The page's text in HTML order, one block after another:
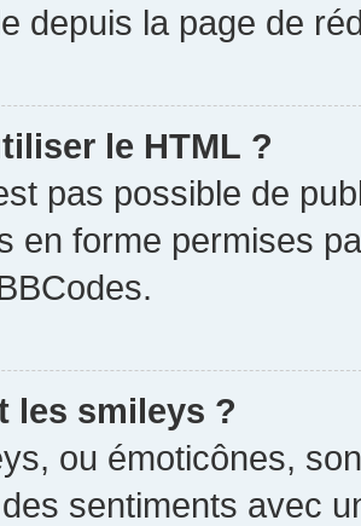
depuis la page de
le HTML ?
pas possible de
en forme permises
les smileys ?
ou émoticônes,
sentiments avec